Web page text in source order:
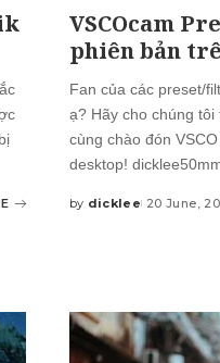
VSCOcam
phiên bản
Fan của các preset/
ạ? Hãy cho chúng
cùng chào đón
desktop!
Posted
by dicklee 20 June,